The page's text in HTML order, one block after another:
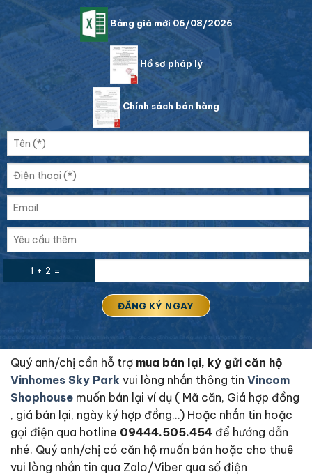
Bảng giá mới 06/08/2026
Hồ sơ pháp lý
Chính sách bán hàng
1 + 2 =
Quý anh/chị cần hỗ trợ mua bán lại, ký gửi căn hộ
Vinhomes Sky Park vui lòng nhắn thông tin Vincom
Shophouse muốn bán lại ví dụ ( Mã căn, Giá hợp đồng
, giá bán lại, ngày ký hợp đồng…) Hoặc nhắn tin hoặc
gọi điện qua hotline 09444.505.454 để hướng dẫn
nhé. Quý anh/chị có căn hộ muốn bán hoặc cho thuê
vui lòng nhắn tin qua Zalo/Viber qua số điện